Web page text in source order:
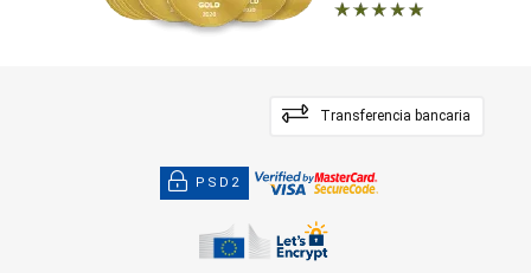
Transferencia bancaria
PSD2